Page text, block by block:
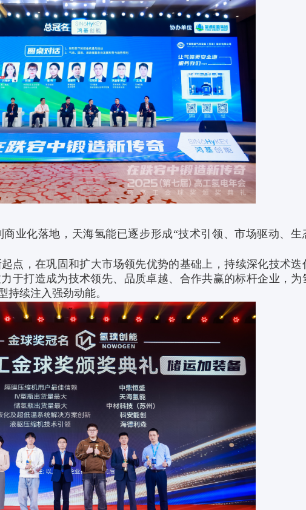
化落地，天海氢能已逐步形成“技术引领、市场驱动、生
，在巩固和扩大市场领先优势的基础上，持续深化技术迭
于打造成为技术领先、品质卓越、合作共赢的标杆企业，为
持续注入强劲动能。